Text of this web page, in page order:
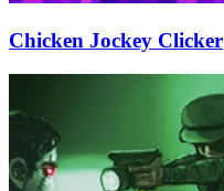
Chicken Jockey Clicker